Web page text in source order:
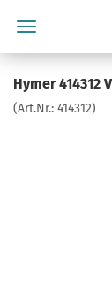
Hymer 414312
(Art.Nr.: 414312)